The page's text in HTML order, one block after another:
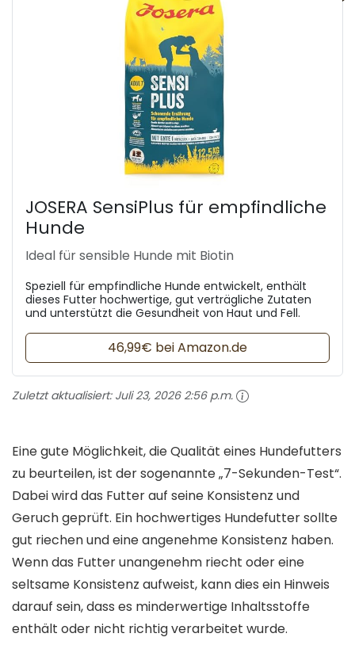
JOSERA SensiPlus für empfindliche
Hunde
Ideal für sensible Hunde mit Biotin
Speziell für empfindliche Hunde entwickelt, enthält
dieses Futter hochwertige, gut verträgliche Zutaten
und unterstützt die Gesundheit von Haut und Fell.
46,99€ bei Amazon.de
Zuletzt aktualisiert: Juli 23, 2026 2:56 p.m.
Eine gute Möglichkeit, die Qualität eines Hundefutters
zu beurteilen, ist der sogenannte „7-Sekunden-Test“.
Dabei wird das Futter auf seine Konsistenz und
Geruch geprüft. Ein hochwertiges Hundefutter sollte
gut riechen und eine angenehme Konsistenz haben.
Wenn das Futter unangenehm riecht oder eine
seltsame Konsistenz aufweist, kann dies ein Hinweis
darauf sein, dass es minderwertige Inhaltsstoffe
enthält oder nicht richtig verarbeitet wurde.